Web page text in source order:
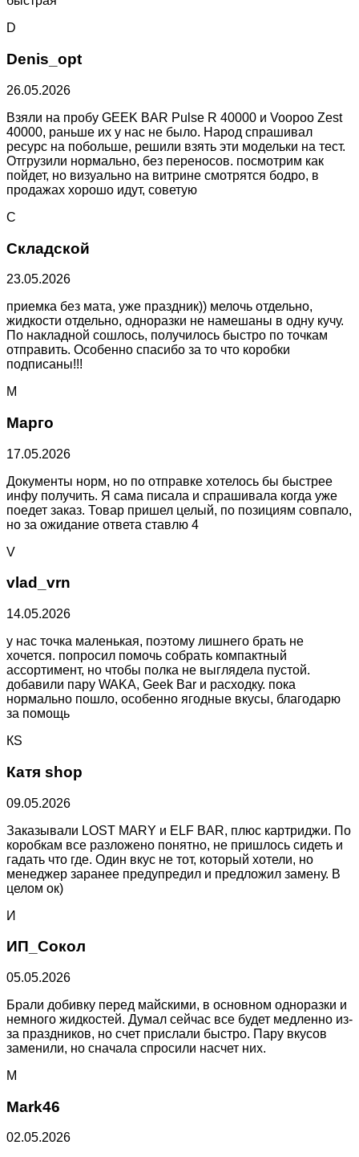
D
Denis_opt
26.05.2026
Взяли на пробу GEEK BAR Pulse R 40000 и Voopoo Zest
40000, раньше их у нас не было. Народ спрашивал
ресурс на побольше, решили взять эти модельки на тест.
Отгрузили нормально, без переносов. посмотрим как
пойдет, но визуально на витрине смотрятся бодро, в
продажах хорошо идут, советую
С
Складской
23.05.2026
приемка без мата, уже праздник)) мелочь отдельно,
жидкости отдельно, одноразки не намешаны в одну кучу.
По накладной сошлось, получилось быстро по точкам
отправить. Особенно спасибо за то что коробки
подписаны!!!
М
Марго
17.05.2026
Документы норм, но по отправке хотелось бы быстрее
инфу получить. Я сама писала и спрашивала когда уже
поедет заказ. Товар пришел целый, по позициям совпало,
но за ожидание ответа ставлю 4
V
vlad_vrn
14.05.2026
у нас точка маленькая, поэтому лишнего брать не
хочется. попросил помочь собрать компактный
ассортимент, но чтобы полка не выглядела пустой.
добавили пару WAKA, Geek Bar и расходку. пока
нормально пошло, особенно ягодные вкусы, благодарю
за помощь
КS
Катя shop
09.05.2026
Заказывали LOST MARY и ELF BAR, плюс картриджи. По
коробкам все разложено понятно, не пришлось сидеть и
гадать что где. Один вкус не тот, который хотели, но
менеджер заранее предупредил и предложил замену. В
целом ок)
И
ИП_Сокол
05.05.2026
Брали добивку перед майскими, в основном одноразки и
немного жидкостей. Думал сейчас все будет медленно из-
за праздников, но счет прислали быстро. Пару вкусов
заменили, но сначала спросили насчет них.
M
Mark46
02.05.2026